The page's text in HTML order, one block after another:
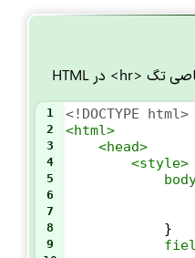
1 <!DOCTYPE html>
2 <html>
3 <head>
4 <style>
5
6
7
8
            }
9